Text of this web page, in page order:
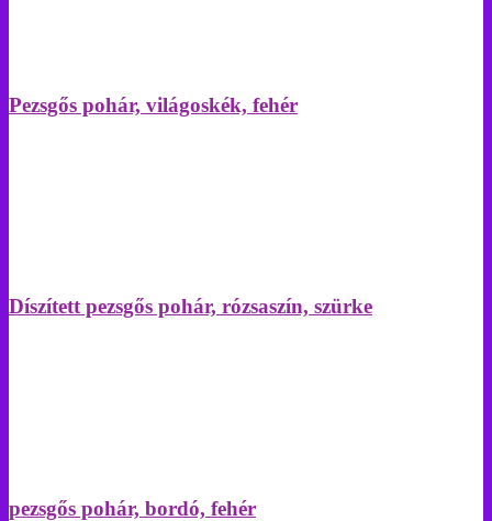
Pezsgős pohár, világoskék, fehér
Díszített pezsgős pohár, rózsaszín, szürke
pezsgős pohár, bordó, fehér